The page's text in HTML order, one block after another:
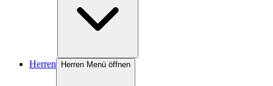
Herren Herren Menü öffnen